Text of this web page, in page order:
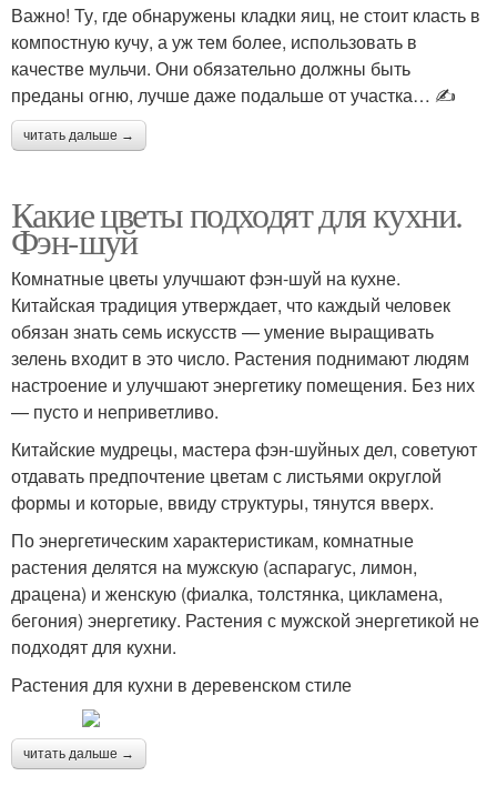
Важно! Ту, где обнаружены кладки яиц, не стоит класть в
компостную кучу, а уж тем более, использовать в
качестве мульчи. Они обязательно должны быть
преданы огню, лучше даже подальше от участка… ✍
читать дальше →
Какие цветы подходят для кухни.
Фэн-шуй
Комнатные цветы улучшают фэн-шуй на кухне.
Китайская традиция утверждает, что каждый человек
обязан знать семь искусств — умение выращивать
зелень входит в это число. Растения поднимают людям
настроение и улучшают энергетику помещения. Без них
— пусто и неприветливо.
Китайские мудрецы, мастера фэн-шуйных дел, советуют
отдавать предпочтение цветам с листьями округлой
формы и которые, ввиду структуры, тянутся вверх.
По энергетическим характеристикам, комнатные
растения делятся на мужскую (аспарагус, лимон,
драцена) и женскую (фиалка, толстянка, цикламена,
бегония) энергетику. Растения с мужской энергетикой не
подходят для кухни.
Растения для кухни в деревенском стиле
читать дальше →